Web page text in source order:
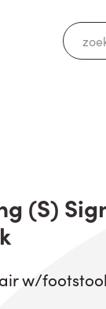
(S)
w/footstool